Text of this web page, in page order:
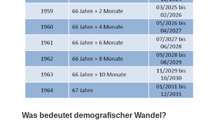
Was bedeutet demografischer Wandel?